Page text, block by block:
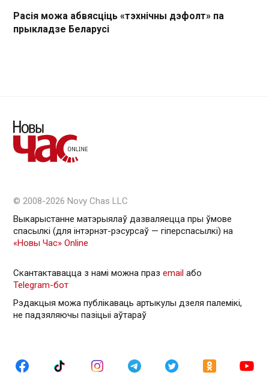
Расія можа абвясціць «тэхнічны дэфолт» па
прыкладзе Беларусі
© 2008-2026 Novy Chas LLC
Выкарыстанне матэрыялаў дазваляецца пры ўмове
спасылкі (для інтэрнэт-рэсурсаў — гiперспасылкi) на
«Новы Час» Online
Скантактавацца з намі можна праз email або
Telegram-бот
Рэдакцыя можа публікаваць артыкулы дзеля палемікі,
не падзяляючы пазіцыі аўтараў